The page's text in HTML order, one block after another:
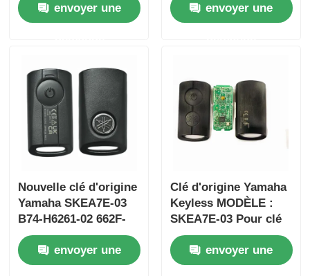
Aperçu
2017 Sans puce
37182-A7 Seule
envoyer une
trois boutons
FSK433.92MHz
envoyer une
Nouvelle clé d'origine
Yamaha SKEA7E-03
B74-H6261-02 662F-
SKEA7D03
envoyer une
Clé d'origine Yamaha
Keyless MODÈLE :
SKEA7E-03 Pour clé
intelligente à distance
Yamaha B74-H6261-
02/662F-SKEA7D03
envoyer une